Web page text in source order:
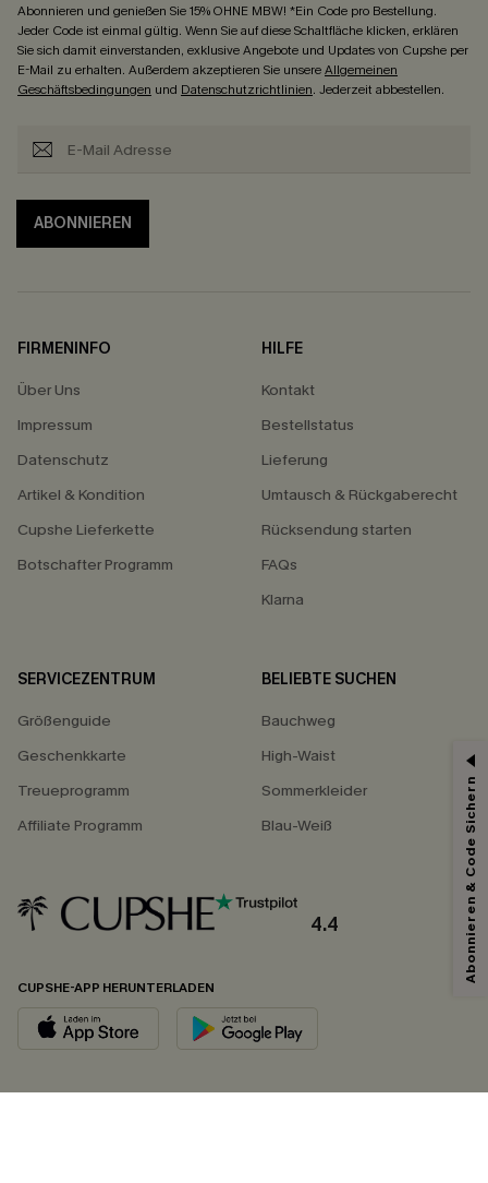
Abonnieren und genießen Sie 15% OHNE MBW! *Ein Code pro Bestellung.
Jeder Code ist einmal gültig. Wenn Sie auf diese Schaltfläche klicken, erklären
Sie sich damit einverstanden, exklusive Angebote und Updates von Cupshe per
E-Mail zu erhalten. Außerdem akzeptieren Sie unsereAllgemeinen
Geschäftsbedingungen und Datenschutzrichtlinien. Jederzeit abbestellen.
ABONNIEREN
FIRMENINFO
Über Uns
Impressum
Datenschutz
Artikel & Kondition
Cupshe Lieferkette
Botschafter Programm
HILFE
Kontakt
Bestellstatus
Lieferung
Umtausch & Rückgaberecht
Rücksendung starten
FAQs
Klarna
SERVICEZENTRUM
Größenguide
Geschenkkarte
Treueprogramm
Affiliate Programm
BELIEBTE SUCHEN
Bauchweg
High-Waist
Sommerkleider
Blau-Weiß
4.4
CUPSHE-APP HERUNTERLADEN
Abonnieren & Code Sichern